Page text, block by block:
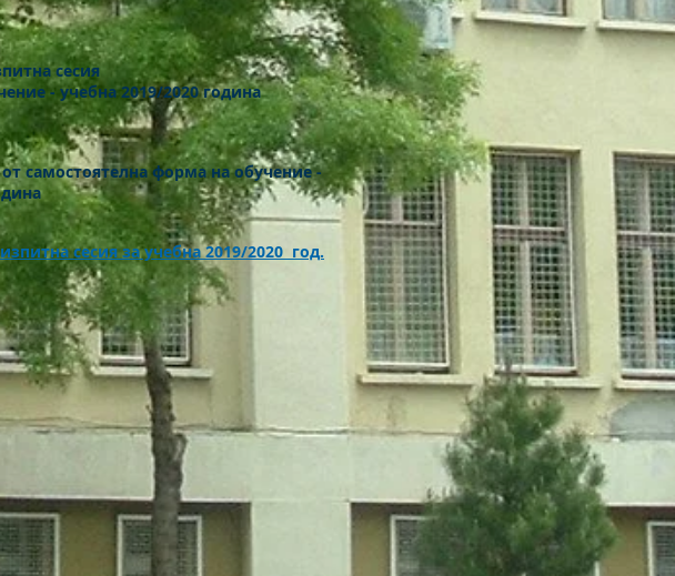
сесия
- учебна 2019/2020 година
самостоятелна форма на обучение -
сесия за учебна 2019/2020 год.